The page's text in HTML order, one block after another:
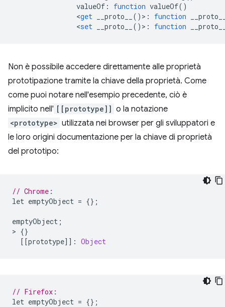
valueOf : function valueOf()
<get __proto__ ()>: function
<set __proto__ ()>: function
Non è possibile accedere direttamente alle proprietà
prototipazione tramite la chiave della proprietà. Come
come puoi notare nell'esempio precedente, ciò è
implicito nell' [[prototype]] o la notazione
<prototype> utilizzata nei browser per gli sviluppatori e
le loro origini documentazione per la chiave di proprietà
del prototipo:
// Chrome:
let emptyObject = {};
emptyObject ;
> {}
[[prototype]]: Object
// Firefox:
let emptyObject = {};